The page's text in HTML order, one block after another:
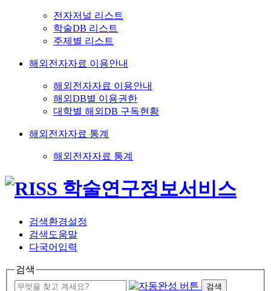
전자저널 리스트
학술DB 리스트
주제별 리스트
해외전자자료 이용안내
해외전자자료 이용안내
해외DB별 이용권한
대학별 해외DB 구독현황
해외전자자료 통계
해외전자자료 통계
검색환경설정
검색도움말
다국어입력
검색
검색